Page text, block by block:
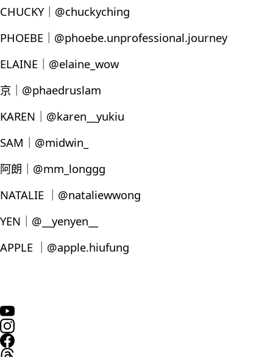
CHUCKY｜@chuckyching
PHOEBE｜@phoebe.unprofessional.journey
ELAINE｜@elaine_wow
京｜@phaedruslam
KAREN｜@karen__yukiu
SAM｜@midwin_
阿朗｜@mm_longgg
NATALIE ｜@nataliewwong
YEN｜@__yenyen__
APPLE ｜@apple.hiufung